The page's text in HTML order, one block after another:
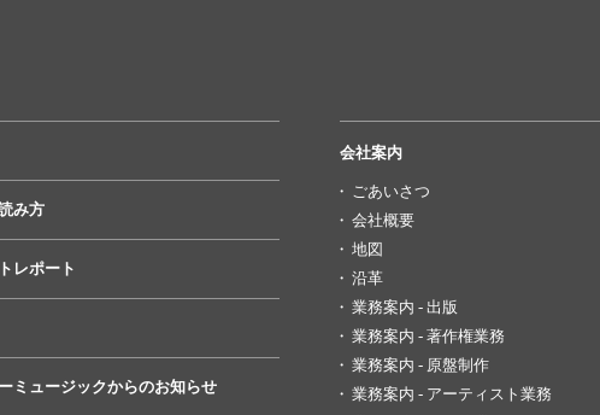
み方
レポート
ミュージックからのお知らせ
会社案内
ごあいさつ
会社概要
地図
沿革
業務案内 - 出版
業務案内 - 著作権業務
業務案内 - 原盤制作
業務案内 - アーティスト業務